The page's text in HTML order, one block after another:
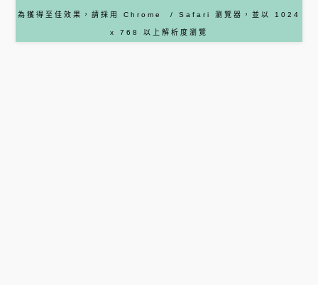
為獲得至佳效果，請採用 Chrome / Safari 瀏覽器 ，並以 1024
x 768 以上解析度瀏覽